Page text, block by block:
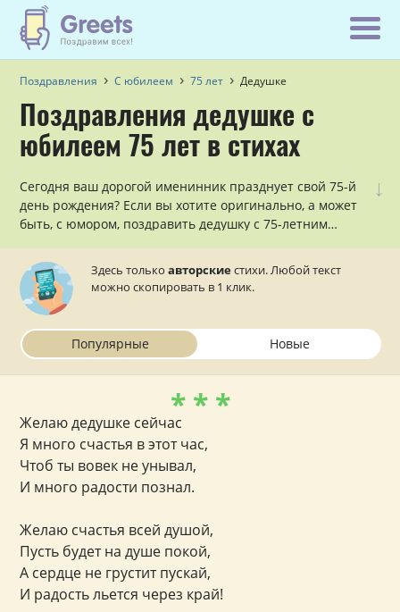
Поздравления С юбилеем 75 лет Дедушке
Поздравления дедушке с
юбилеем 75 лет в стихах
↓
Сегодня ваш дорогой именинник празднует свой 75-й
день рождения? Если вы хотите оригинально, а может
быть, с юмором, поздравить дедушку с 75-летним
раздел — для вас!Здесь толькоавторские стихи. Любой текст
можно скопировать в 1 клик.
Популярные Новые
* * *
Желаю дедушке сейчас
Я много счастья в этот час,
Чтоб ты вовек не унывал,
И много радости познал.
Желаю счастья всей душой,
Пусть будет на душе покой,
А сердце не грустит пускай,
И радость льется через край!